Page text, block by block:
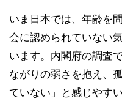
いま日本では、年齢を
会に認められていない
います。内閣府の調査
ながりの弱さを抱え、
ていない」と感じやす